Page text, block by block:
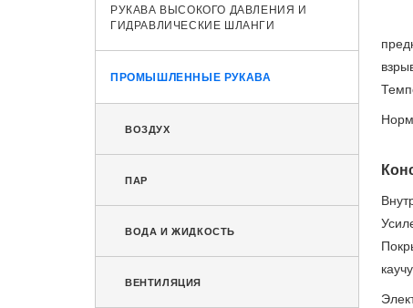
РУКАВА ВЫСОКОГО ДАВЛЕНИЯ И
ГИДРАВЛИЧЕСКИЕ ШЛАНГИ
ПРОМЫШЛЕННЫЕ РУКАВА
ВОЗДУХ
ПАР
ВОДА И ЖИДКОСТЬ
ВЕНТИЛЯЦИЯ